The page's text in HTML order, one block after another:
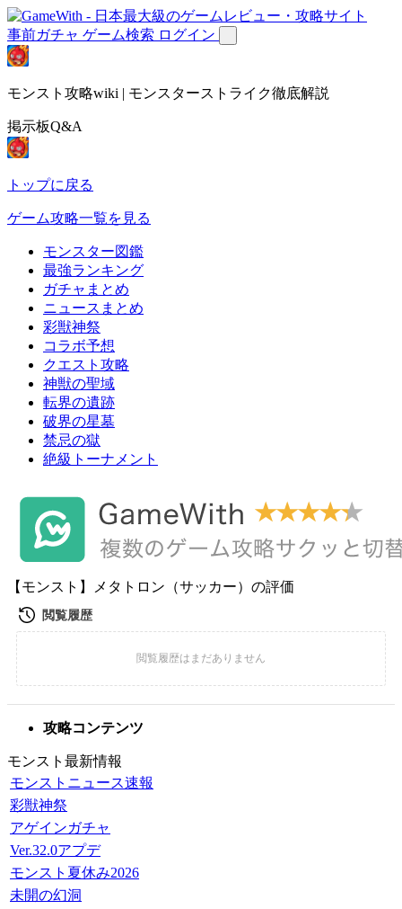
事前ガチャ ゲーム検索 ログイン
モンスト攻略wiki | モンスターストライク徹底解説
掲示板Q&A
トップに戻る
ゲーム攻略一覧を見る
モンスター図鑑
最強ランキング
ガチャまとめ
ニュースまとめ
彩獣神祭
コラボ予想
クエスト攻略
神獣の聖域
転界の遺跡
破界の星墓
禁忌の獄
絶級トーナメント
【モンスト】メタトロン（サッカー）の評価
攻略コンテンツ
モンスト最新情報
モンストニュース速報
彩獣神祭
アゲインガチャ
Ver.32.0アプデ
モンスト夏休み2026
未開の幻洞